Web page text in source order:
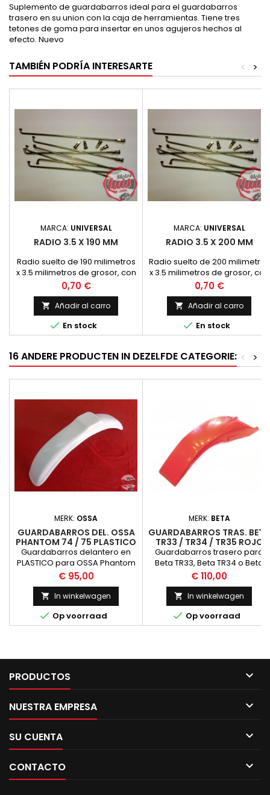
Suplemento de guardabarros ideal para el guardabarros
trasero en su union con la caja de herramientas. Tiene tres
tetones de goma para insertar en unos agujeros hechos al
efecto. Nuevo
TAMBIÉN PODRÍA INTERESARTE >
<
MARCA: UNIVERSAL
RADIO 3.5 X 190 MM
Radio suelto de 190 milimetros
x 3.5 milimetros de grosor, con
la cabecilla a 90 grados
Precio
0,70 €
 Añadir al carro
 En stock
MARCA: UNIVERSAL
RADIO 3.5 X 200 MM
Radio suelto de 200 milimetros
x 3.5 milimetros de grosor, con
la cabecilla a 90 grados
Precio
0,70 €
 Añadir al carro
 En stock
16 ANDERE PRODUCTEN IN DEZELFDE CATEGORIE: >
<
MERK: OSSA
GUARDABARROS DEL. OSSA
PHANTOM 74 / 75 PLASTICO
BLANCO
Guardabarros delantero en
PLASTICO para OSSA Phantom
74-75, realizado en plastico de
color blanco. NUEVO
Prijs
€ 95,00
 In winkelwagen
 Op voorraad
MERK: BETA
GUARDABARROS TRAS. BETA
TR33 / TR34 / TR35 ROJO
Guardabarros trasero para
Beta TR33, Beta TR34 o Beta
TR35 fabricado en plastico de
color Rojo. NUEVO
Prijs
€ 110,00
 In winkelwagen
 Op voorraad
PRODUCTOS 
NUESTRA EMPRESA 
SU CUENTA 
CONTACTO 